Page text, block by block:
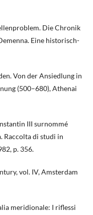
Die Chronik
Eine historisch-
Von der Ansiedlung in
(500–680), Athenai
III surnommé
Raccolta di studi in
p. 356.
vol. IV, Amsterdam
meridionale: I riflessi